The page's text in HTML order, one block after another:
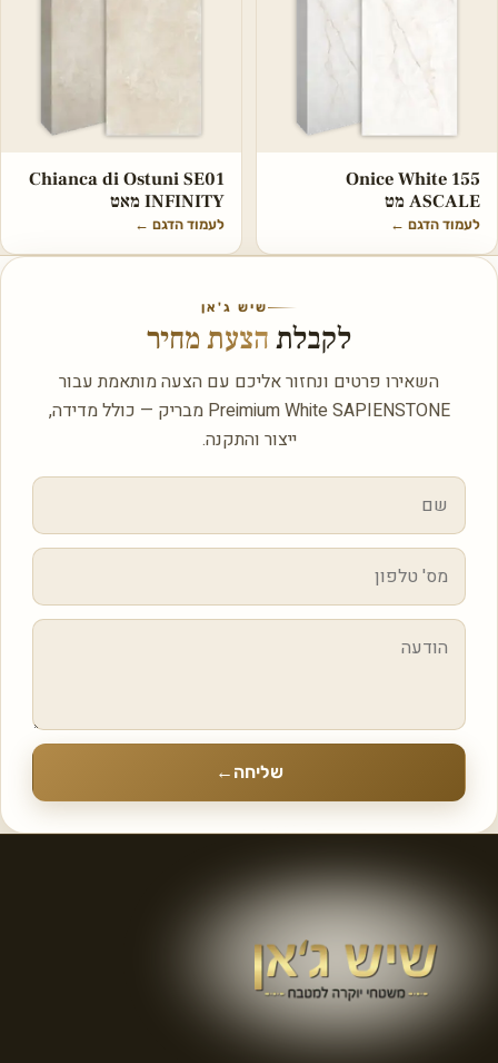
Onice White 155
ASCALE מט
לעמוד הדגם ←
Chianca di Ostuni SE01
INFINITY מאט
לעמוד הדגם ←
שיש ג'אן
לקבלת הצעת מחיר
השאירו פרטים ונחזור אליכם עם הצעה מותאמת עבור
Preimium White SAPIENSTONE מבריק — כולל מדידה,
ייצור והתקנה.
שליחה ←